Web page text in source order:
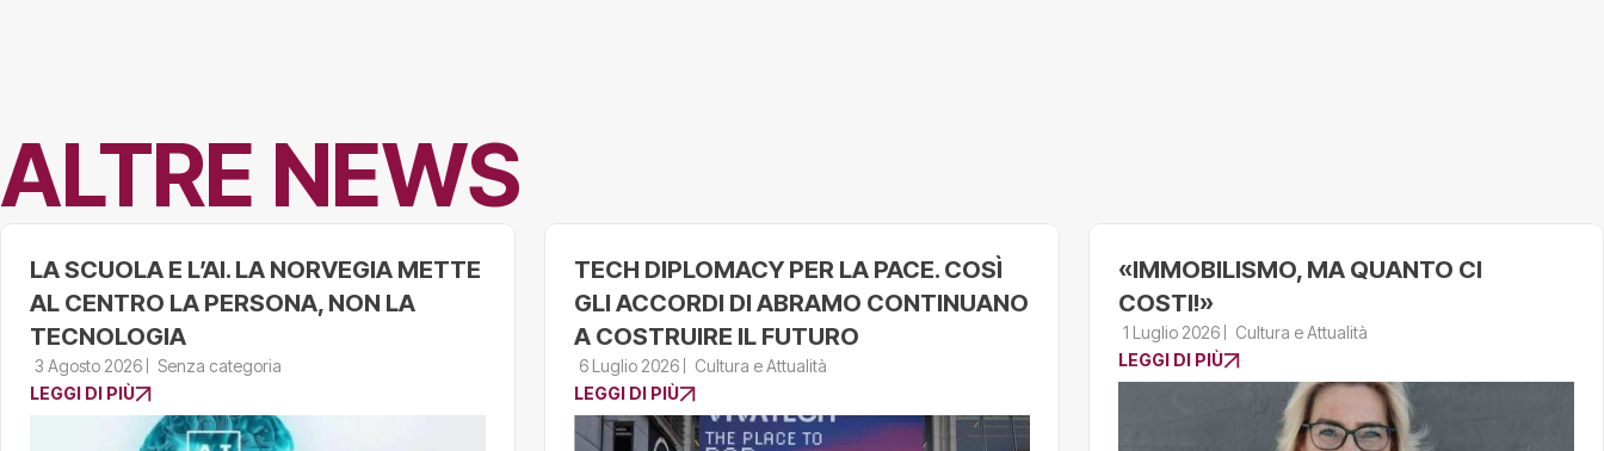
ALTRE NEWS
LA SCUOLA E L’AI. LA NORVEGIA METTE
AL CENTRO LA PERSONA, NON LA
TECNOLOGIA
3 Agosto 2026
Senza categoria
LEGGI DI PIÙ
TECH DIPLOMACY PER LA PACE. COSÌ
GLI ACCORDI DI ABRAMO CONTINUANO
A COSTRUIRE IL FUTURO
6 Luglio 2026
Cultura e Attualità
LEGGI DI PIÙ
«IMMOBILISMO, MA QUANTO CI
COSTI!»
1 Luglio 2026
Cultura e Attualità
LEGGI DI PIÙ